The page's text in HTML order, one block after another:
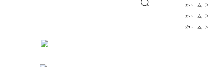
ホーム >
ホーム >
ホーム >